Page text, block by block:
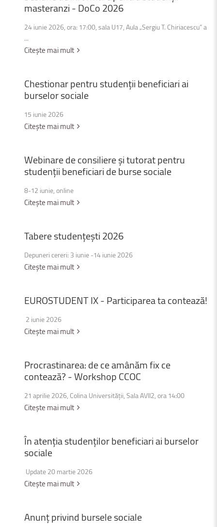
masteranzi-DoCo2026
24 iunie 2026, ora: 17:00, sala U17, Aula „Sergiu T. Chiriacescu” a
...
Citește mai mult
Chestionarpentrustudențiibeneficiariai
burselorsociale
15 iunie 2026
Citește mai mult
Webinaredeconsiliereșitutoratpentru
studențiibeneficiaridebursesociale
8-12 iunie, online
Citește mai mult
Taberestudențești2026
Depuneri cereri: 3 iunie -14 iunie 2026
Citește mai mult
EUROSTUDENTIX-Participareatacontează!
2 iunie 2026
Citește mai mult
Procrastinarea:deceamânămfixce
contează?-WorkshopCCOC
21 aprilie 2026, Colina Universității, Sala AVII2, ora 14:00
Citește mai mult
Înatențiastudențilorbeneficiariaiburselor
sociale
Update 20 martie 2026
Citește mai mult
Anunțprivindburselesociale